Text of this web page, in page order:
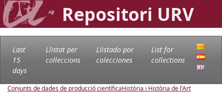
Repositori URV
Last
15
days
Llistat per
col·leccions
Llistado por
colecciones
List for
collections
Conjunts de dades de producció científicaHistòria i Història de l'Art